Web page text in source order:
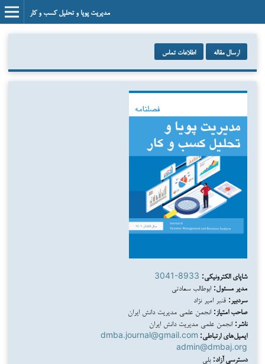
مدیریت پویا و تحلیل کسب و کار
ارسال مقاله اطلاعات تماس
شاپای الکترونیکی: 3041-8933
مدیر مسئول: ابوطالب سعادتی
سردبیر: قنبر امیر نژاد
صاحب امتیاز: انجمن علمی مدیریت دانش ایران
ناشر: انجمن علمی مدیریت دانش ایران
ایمیل‌های ارتباطی: dmba.journal@gmail.com
admin@dmbaj.org
دسترسی آزاد: بلی